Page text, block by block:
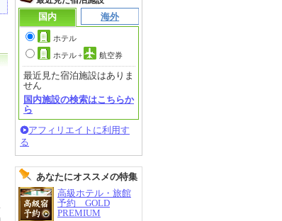
国内
海外
ホテル
ホテル+ 航空券
最近見た宿泊施設はありま
せん
国内施設の検索はこちらか
ら
アフィリエイトに利用す
る
あなたにオススメの特集
高級ホテル・旅館
予約 GOLD
PREMIUM